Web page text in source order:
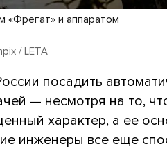
«Фрегат» и аппаратом
/ LETA
посадить
— несмотря на то,
характер, а ее
инженеры все еще